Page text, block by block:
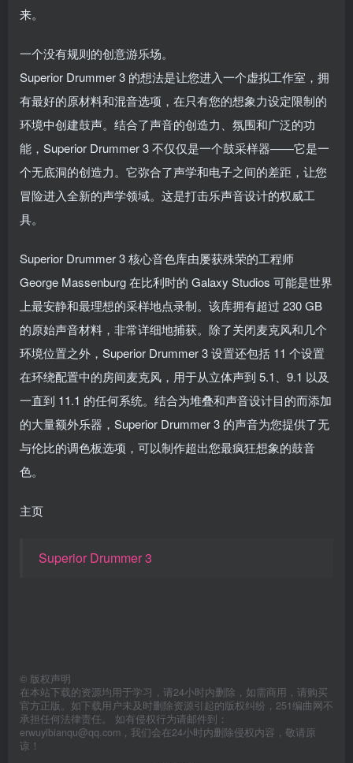
来。
一个没有规则的创意游乐场。
Superior Drummer 3 的想法是让您进入一个虚拟工作室，拥
有最好的原材料和混音选项，在只有您的想象力设定限制的
环境中创建鼓声。结合了声音的创造力、氛围和广泛的功
能，Superior Drummer 3 不仅仅是一个鼓采样器——它是一
个无底洞的创造力。它弥合了声学和电子之间的差距，让您
冒险进入全新的声学领域。这是打击乐声音设计的权威工
具。
Superior Drummer 3 核心音色库由屡获殊荣的工程师
George Massenburg 在比利时的 Galaxy Studios 可能是世界
上最安静和最理想的采样地点录制。该库拥有超过 230 GB
的原始声音材料，非常详细地捕获。除了关闭麦克风和几个
环境位置之外，Superior Drummer 3 设置还包括 11 个设置
在环绕配置中的房间麦克风，用于从立体声到 5.1、9.1 以及
一直到 11.1 的任何系统。结合为堆叠和声音设计目的而添加
的大量额外乐器，Superior Drummer 3 的声音为您提供了无
与伦比的调色板选项，可以制作超出您最疯狂想象的鼓音
色。
主页
Superior Drummer 3
© 版权声明
在本站下载的资源均用于学习，请24小时内删除，如需商用，请购买
官方正版。如下载用户未及时删除资源引起的版权纠纷，251编曲网不
承担任何法律责任。 如有侵权行为请邮件到：
erwuyibianqu@qq.com，我们会在24小时内删除侵权内容，敬请原
谅！